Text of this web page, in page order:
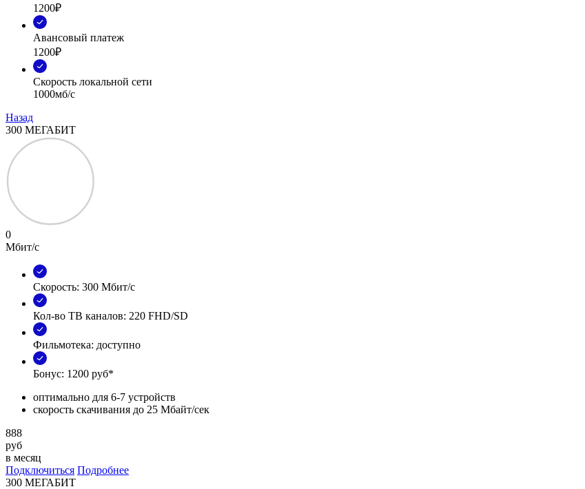
1200₽
Авансовый платеж
1200₽
Скорость локальной сети
1000мб/с
Назад
300 МЕГАБИТ
0
Мбит/с
Скорость: 300 Мбит/с
Кол-во ТВ каналов: 220 FHD/SD
Фильмотека: доступно
Бонус: 1200 руб*
оптимально для 6-7 устройств
скорость скачивания до 25 Мбайт/сек
888
руб
в месяц
Подключиться Подробнее
300 МЕГАБИТ